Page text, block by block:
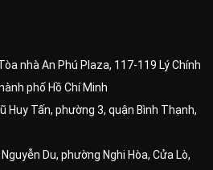
nhà An Phú Plaza, 117-119 Lý Chính
phố Hồ Chí Minh
Huy Tấn, phường 3, quận Bình Thạnh,
Du, phường Nghi Hòa, Cửa Lò,